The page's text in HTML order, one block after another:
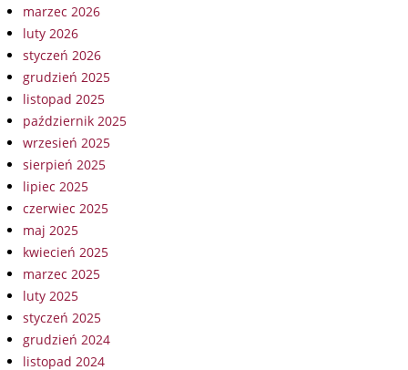
marzec 2026
luty 2026
styczeń 2026
grudzień 2025
listopad 2025
październik 2025
wrzesień 2025
sierpień 2025
lipiec 2025
czerwiec 2025
maj 2025
kwiecień 2025
marzec 2025
luty 2025
styczeń 2025
grudzień 2024
listopad 2024